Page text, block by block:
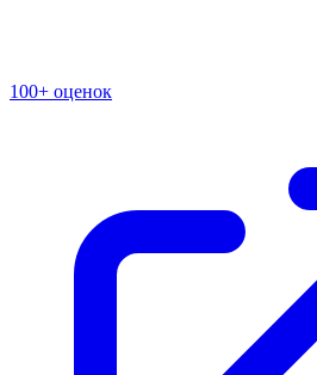
100+ оценок